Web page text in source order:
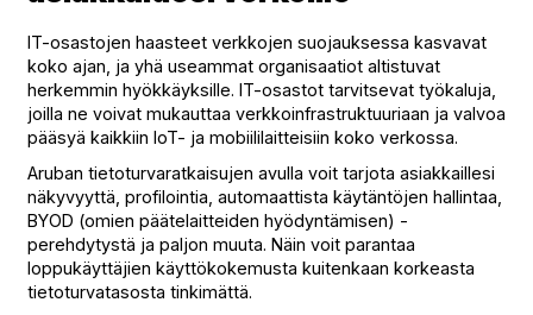
IT-osastojen haasteet verkkojen suojauksessa kasvavat
koko ajan, ja yhä useammat organisaatiot altistuvat
herkemmin hyökkäyksille. IT-osastot tarvitsevat työkaluja,
joilla ne voivat mukauttaa verkkoinfrastruktuuriaan ja valvoa
pääsyä kaikkiin IoT- ja mobiililaitteisiin koko verkossa.
Aruban tietoturvaratkaisujen avulla voit tarjota asiakkaillesi
näkyvyyttä, profilointia, automaattista käytäntöjen hallintaa,
BYOD (omien päätelaitteiden hyödyntämisen) -
perehdytystä ja paljon muuta. Näin voit parantaa
loppukäyttäjien käyttökokemusta kuitenkaan korkeasta
tietoturvatasosta tinkimättä.